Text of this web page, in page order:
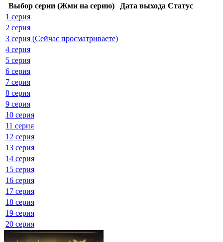
Выбор серии (Жми на серию)
Дата выхода Статус
1 серия
2 серия
3 серия (Сейчас просматриваете)
4 серия
5 серия
6 серия
7 серия
8 серия
9 серия
10 серия
11 серия
12 серия
13 серия
14 серия
15 серия
16 серия
17 серия
18 серия
19 серия
20 серия